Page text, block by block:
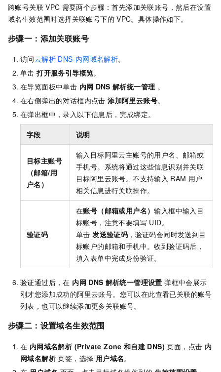
跨账号关联 VPC 需要两个步骤：首先添加关联账号，然后在设置
域名生效范围时选择关联账号下的 VPC。具体操作如下。
步骤一：添加关联账号
访问云解析 DNS-内网域名解析。
单击打开服务引导概览。
在导览面板中单击 内网 DNS 解析统一管理 。
在右侧弹出的对话框内点击添加阿里云账号。
在弹出框中，录入以下信息后，完成绑定。
字段 说明
目标主账号
（邮箱/用
户名）
输入目标阿里云主账号的用户名、邮箱或
手机号。系统将通过这些信息识别并关联
目标阿里云账号。不支持输入 RAM 用户
相关信息进行关联操作。
验证码
在账号（邮箱或用户名）输入框中输入目
标账号，注意不要填写 UID。
单击发送验证码 ，验证码会同时发送到目
标账户的邮箱和手机中。收到验证码后，
填入表单中完成身份验证。
验证通过后，在 内网 DNS 解析统一管理设置 弹框中会展示
刚才您添加成功的阿里云账号。您可以在此查看已关联的账号
列表，也可以继续添加更多关联账号。
步骤二：设置域名生效范围
在 内网域名解析 (Private Zone 和自建 DNS) 页面，点击 内
网域名解析页签，选择 用户域名。